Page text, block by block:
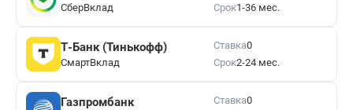
СберВклад
Срок1-36 мес.
Т-Банк (Тинькофф)
СмартВклад
Ставка0
Срок2-24 мес.
Газпромбанк Ставка0